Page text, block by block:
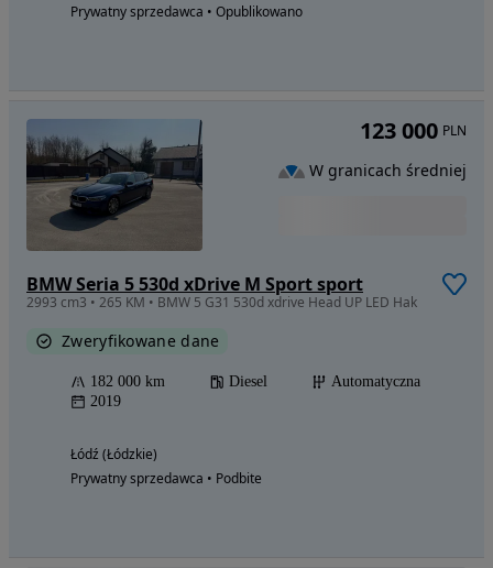
Prywatny sprzedawca • Opublikowano
BMW Seria 5 530d xDrive M Sport sport
2993 cm3 • 265 KM • BMW 5 G31 530d xdrive Head UP LED Hak
Zweryfikowane dane
182 000 km Diesel
Automatyczna
2019
Łódź (Łódzkie)
Prywatny sprzedawca • Podbite
123 000 PLN
W granicach średniej